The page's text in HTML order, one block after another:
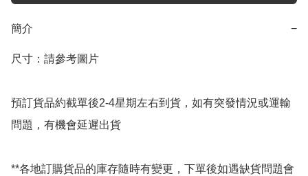
簡介 −
尺寸：請參考圖片
預訂貨品約截單後2-4星期左右到貨，如有突發情況或運輸
問題，有機會延遲出貨
**各地訂購貨品的庫存隨時有變更，下單後如遇缺貨問題會